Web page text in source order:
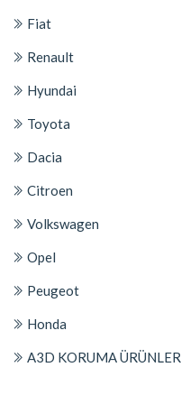
Fiat
Renault
Hyundai
Toyota
Dacia
Citroen
Volkswagen
Opel
Peugeot
Honda
A3D KORUMA ÜRÜNLER